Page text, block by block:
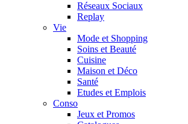
Réseaux Sociaux
Replay
Vie
Mode et Shopping
Soins et Beauté
Cuisine
Maison et Déco
Santé
Etudes et Emplois
Conso
Jeux et Promos